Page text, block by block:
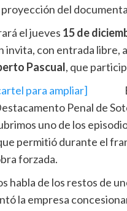
del
el jueves 15 de
invita, con entrada libre,
Pascual, que
Penal de
uno de los
permitió durante el
forzada.
habla de los restos de
la empresa